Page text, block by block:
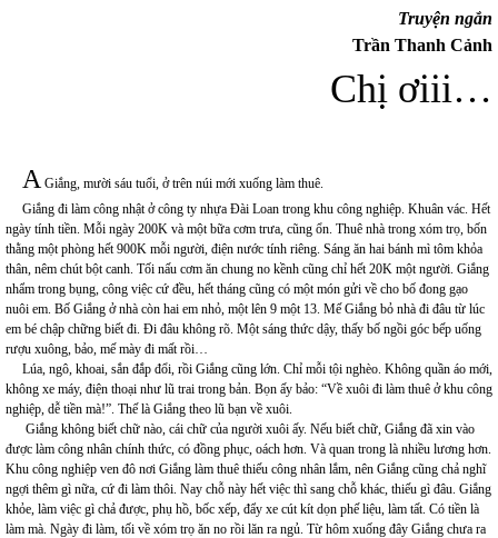
Truyện ngắn
Trần Thanh Cảnh
Chị ơiii…
A Giắng, mười sáu tuổi, ở trên núi mới xuống làm thuê.
Giắng đi làm công nhật ở công ty nhựa Đài Loan trong khu công nghiệp. Khuân vác. Hết
ngày tính tiền. Mỗi ngày 200K và một bữa cơm trưa, cũng ổn. Thuê nhà trong xóm trọ, bốn
thằng một phòng hết 900K mỗi người, điện nước tính riêng. Sáng ăn hai bánh mì tôm khỏa
thân, nêm chút bột canh. Tối nấu cơm ăn chung no kềnh cũng chỉ hết 20K một người. Giắng
nhẩm trong bụng, công việc cứ đều, hết tháng cũng có một món gửi về cho bố đong gạo
nuôi em. Bố Giắng ở nhà còn hai em nhỏ, một lên 9 một 13. Mế Giắng bỏ nhà đi đâu từ lúc
em bé chập chững biết đi. Đi đâu không rõ. Một sáng thức dậy, thấy bố ngồi góc bếp uống
rượu xuông, bảo, mế mày đi mất rồi…
Lúa, ngô, khoai, sắn đắp đổi, rồi Giắng cũng lớn. Chỉ mỗi tội nghèo. Không quần áo mới,
không xe máy, điện thoại như lũ trai trong bản. Bọn ấy bảo: “Về xuôi đi làm thuê ở khu công
nghiệp, dễ tiền mà!”. Thế là Giắng theo lũ bạn về xuôi.
Giắng không biết chữ nào, cái chữ của người xuôi ấy. Nếu biết chữ, Giắng đã xin vào
được làm công nhân chính thức, có đồng phục, oách hơn. Và quan trong là nhiều lương hơn.
Khu công nghiệp ven đô nơi Giắng làm thuê thiếu công nhân lắm, nên Giắng cũng chả nghĩ
ngợi thêm gì nữa, cứ đi làm thôi. Nay chỗ này hết việc thì sang chỗ khác, thiếu gì đâu. Giắng
khỏe, làm việc gì chả được, phụ hồ, bốc xếp, đẩy xe cút kít dọn phế liệu, làm tất. Có tiền là
làm mà. Ngày đi làm, tối về xóm trọ ăn no rồi lăn ra ngủ. Từ hôm xuống đây Giắng chưa ra